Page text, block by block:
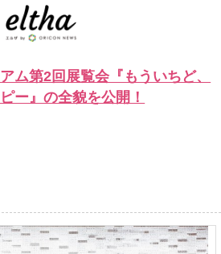
ム第2回展覧会『もういちど、
ー』の全貌を公開！